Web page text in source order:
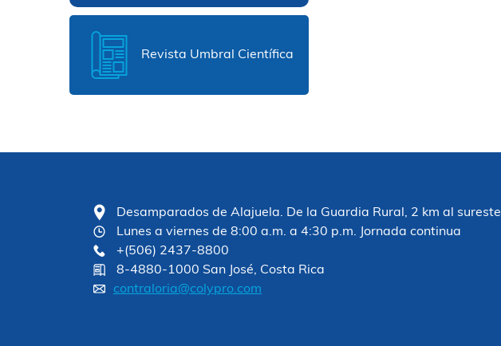
Revista Umbral Científica
Desamparados de Alajuela. De la Guardia Rural, 2 km al sureste
Lunes a viernes de 8:00 a.m. a 4:30 p.m. Jornada continua
+(506) 2437-8800
8-4880-1000 San José, Costa Rica
contraloria@colypro.com